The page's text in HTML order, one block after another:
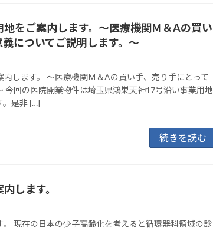
をご案内します。～医療機関Ｍ＆Aの買い
についてご説明します。～
します。 ～医療機関Ｍ＆Aの買い手、売り手にとって
今回の医院開業物件は埼玉県鴻巣天神17号沿い事業用地
。是非 […]
続きを読む
します。
現在の日本の少子高齢化を考えると循環器科領域の診